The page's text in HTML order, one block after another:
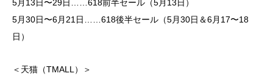
5月13日〜29日……618前半セール（5月13日）
5月30日〜6月21日……618後半セール（5月30日＆6月17〜18
日）
＜天猫（TMALL）＞